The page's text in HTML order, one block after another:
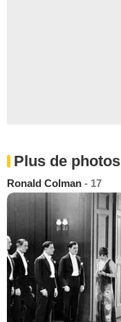
Plus de photos
Ronald Colman - 17